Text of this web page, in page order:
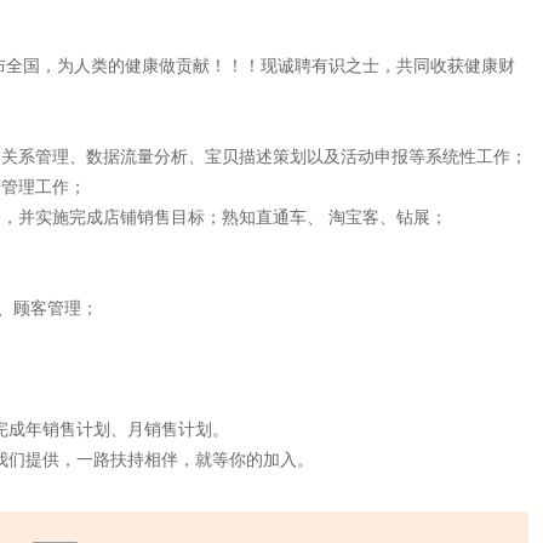
国，为人类的健康做贡献！！！现诚聘有识之士，共同收获健康财
系管理、数据流量分析、宝贝描述策划以及活动申报等系统性工作；
理工作；
并实施完成店铺销售目标；熟知直通车、 淘宝客、钻展；
顾客管理；
年销售计划、月销售计划。
提供，一路扶持相伴，就等你的加入。